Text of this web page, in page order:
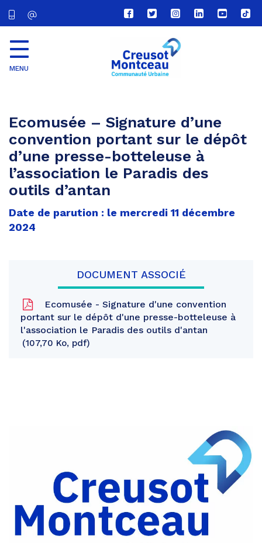
Lien
vers
compte
Facebook
Lien
vers
compte
Twitter
Lien
vers
le
compte
Lien
vers
Lien
vers
Lien
vers
MENU
Ecomusée – Signature d’une
convention portant sur le dépôt
d’une presse-botteleuse à
l’association le Paradis des
outils d’antan
Date de parution : le mercredi 11 décembre
2024
DOCUMENT ASSOCIÉ
Ecomusée - Signature d'une convention
portant sur le dépôt d'une presse-botteleuse à
l'association le Paradis des outils d'antan
107,70 Ko, pdf
Facebook
Partager
Twitter
Partager
par
e-